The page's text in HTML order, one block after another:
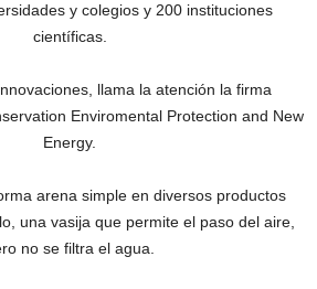
y colegios y 200 instituciones
científicas.
llama la atención la firma
Enviromental Protection and New
Energy.
arena simple en diversos productos
una vasija que permite el paso del aire,
no se filtra el agua.